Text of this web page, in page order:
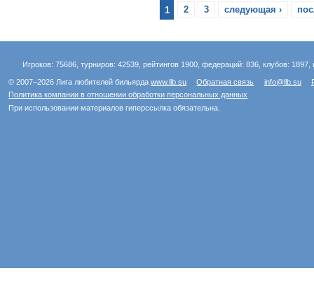
1 2 3 следующая ›
Игроков: 75686, турниров: 42539, рейтингов 1900, федераций: 836, клубов:
© 2007–2026 Лига любителей бильярдаwww.llb.su Обратная связь info@llb.su
Политика компании в отношении обработки персональных данных
При использовании материалов гиперссылка обязательна.